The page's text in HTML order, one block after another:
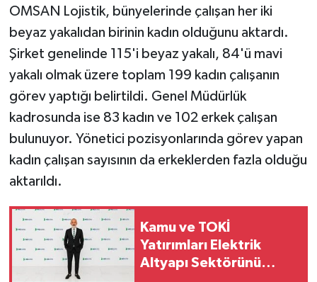
OMSAN Lojistik, bünyelerinde çalışan her iki
beyaz yakalıdan birinin kadın olduğunu aktardı.
Şirket genelinde 115'i beyaz yakalı, 84'ü mavi
yakalı olmak üzere toplam 199 kadın çalışanın
görev yaptığı belirtildi. Genel Müdürlük
kadrosunda ise 83 kadın ve 102 erkek çalışan
bulunuyor. Yönetici pozisyonlarında görev yapan
kadın çalışan sayısının da erkeklerden fazla olduğu
aktarıldı.
Kamu ve TOKİ
Yatırımları Elektrik
Altyapı Sektörünü
Sokak Hayvanlarını Sahiplendirme
Spor
Vasıta
Yaşam